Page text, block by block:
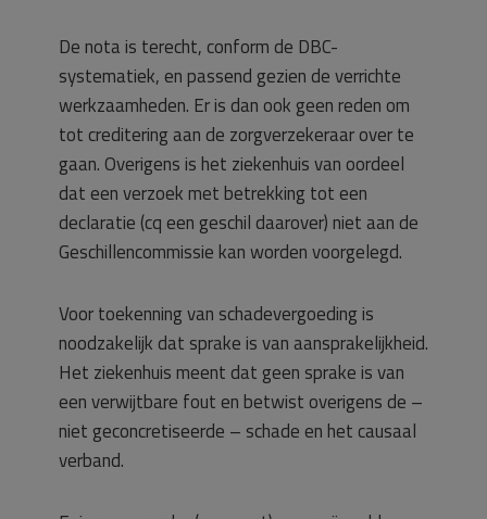
De nota is terecht, conform de DBC-
systematiek, en passend gezien de verrichte
werkzaamheden. Er is dan ook geen reden om
tot creditering aan de zorgverzekeraar over te
gaan. Overigens is het ziekenhuis van oordeel
dat een verzoek met betrekking tot een
declaratie (cq een geschil daarover) niet aan de
Geschillencommissie kan worden voorgelegd.
Voor toekenning van schadevergoeding is
noodzakelijk dat sprake is van aansprakelijkheid.
Het ziekenhuis meent dat geen sprake is van
een verwijtbare fout en betwist overigens de –
niet geconcretiseerde – schade en het causaal
verband.